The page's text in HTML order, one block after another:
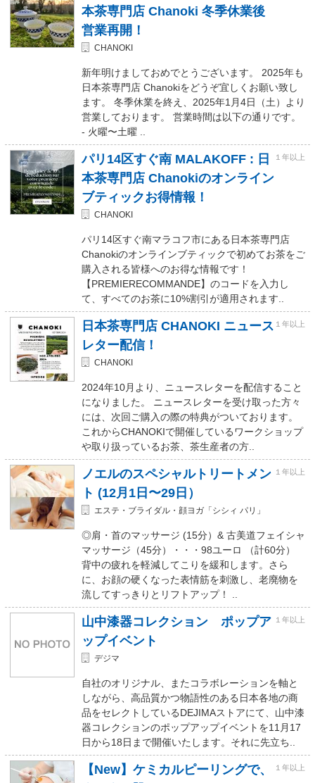
本茶専門店 Chanoki 冬季休業後
営業再開！
CHANOKI
新年明けましておめでとうございます。 2025年も
日本茶専門店 Chanokiをどうぞ宜しくお願い致し
ます。 冬季休業を終え、2025年1月4日（土）より
営業しております。 営業時間は以下の通りです。
- 火曜〜土曜 ..
パリ14区すぐ南 MALAKOFF : 日
本茶専門店 Chanokiのオンライン
ブティックお得情報！
１年以上
CHANOKI
パリ14区すぐ南マラコフ市にある日本茶専門店
Chanokiのオンラインブティックで初めてお茶をご
購入される皆様へのお得な情報です！
【PREMIERECOMMANDE】のコードを入力し
て、すべてのお茶に10%割引が適用されます..
日本茶専門店 CHANOKI ニュース
レター配信！
１年以上
CHANOKI
2024年10月より、ニュースレターを配信すること
になりました。 ニュースレターを受け取った方々
には、次回ご購入の際の特典がついております。
これからCHANOKIで開催しているワークショップ
や取り扱っているお茶、茶生産者の方..
ノエルのスペシャルトリートメン
ト (12月1日〜29日）
１年以上
エステ・ブライダル・顔ヨガ「シシィ パリ」
◎肩・首のマッサージ (15分）& 古美道フェイシャ
マッサージ（45分）・・・98ユーロ （計60分）
背中の疲れを軽減してこりを緩和します。さら
に、お顔の硬くなった表情筋を刺激し、老廃物を
流してすっきりとリフトアップ！ ..
山中漆器コレクション ポップア
ップイベント
１年以上
デジマ
自社のオリジナル、またコラボレーションを軸と
しながら、高品質かつ物語性のある日本各地の商
品をセレクトしているDEJIMAストアにて、山中漆
器コレクションのポップアップイベントを11月17
日から18日まで開催いたします。それに先立ち..
【New】ケミカルピーリングで、
１年以上